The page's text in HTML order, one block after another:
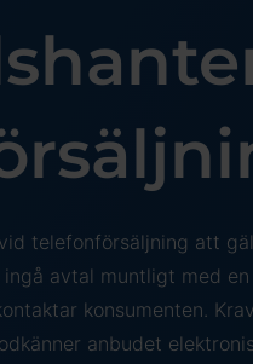
telefonförsäljning att
avtal muntligt med en
konsumenten.
anbudet